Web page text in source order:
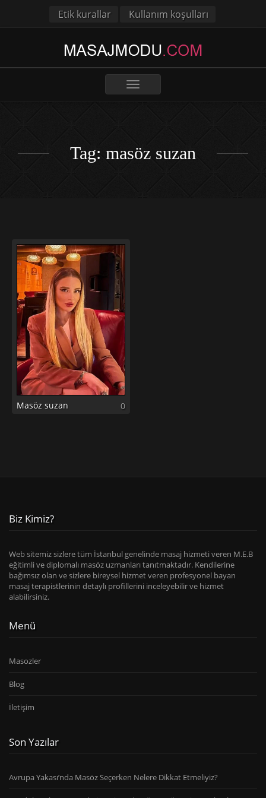
Etik kurallar Kullanım koşulları
Toggle
Tag: masöz suzan
Masöz suzan 0
Biz Kimiz?
Web sitemiz sizlere tüm İstanbul genelinde masaj hizmeti veren M.E.B
eğitimli ve diplomalı masöz uzmanları tanıtmaktadır. Kendilerine
bağımsız olan ve sizlere bireysel hizmet veren profesyonel bayan
masaj terapistlerinin detaylı profillerini inceleyebilir ve hizmet
alabilirsiniz.
Menü
Masozler
Blog
İletişim
Son Yazılar
Avrupa Yakası’nda Masöz Seçerken Nelere Dikkat Etmeliyiz?